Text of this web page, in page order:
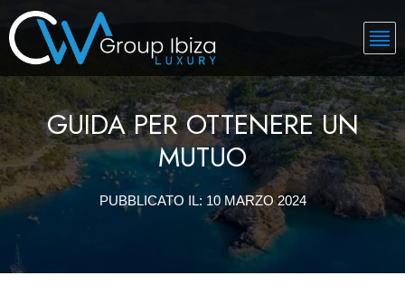
GUIDA PER OTTENERE UN
MUTUO
PUBBLICATO IL: 10 MARZO 2024